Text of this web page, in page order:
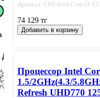
Артикул: СPU Intel Сore i3-
74 129 тг
Добавить в корзину
Процессор Intel
1.5/2GHz(4.3/
Refresh UHD770